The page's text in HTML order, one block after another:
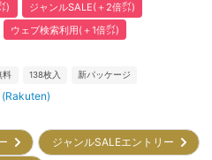
)
ジャンルSALE(＋2倍㌽)
ウェブ検索利用(＋1倍㌽)
料 138枚入 新パッケージ
ー
ジャンルSALEエントリー